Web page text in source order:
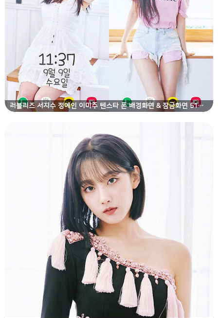
러블리즈 서지수 정예인 이미주 텐스타 폰 배경화면 & 잠금화면 51장 (갤럭시 노트8, 노트9, S8, S9)